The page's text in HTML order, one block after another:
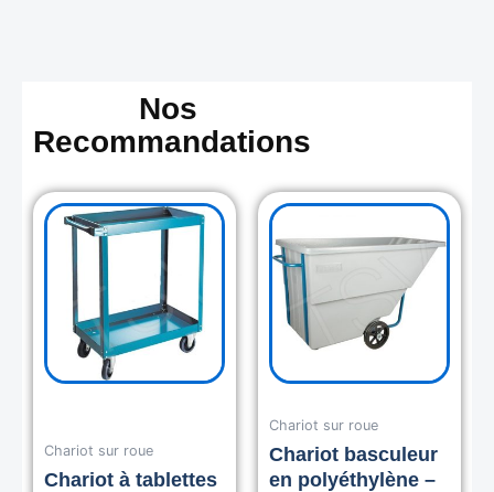
Nos
Recommandations
Chariot sur roue
Chariot à tablettes
Chariot sur roue
Chariot basculeur
en polyéthylène –